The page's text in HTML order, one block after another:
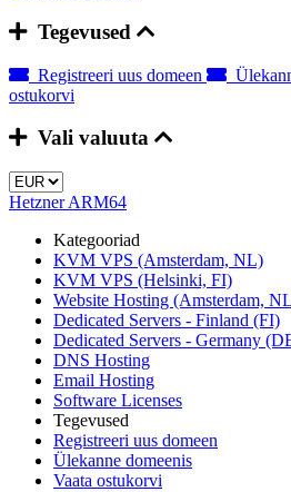
Tegevused
Registreeri uus domeen
ostukorvi
Vali valuuta
Hetzner ARM64
Kategooriad
KVM VPS (Amsterdam, NL)
KVM VPS (Helsinki, FI)
Website Hosting (Amsterdam,
Dedicated Servers - Finland (FI)
Dedicated Servers - Germany
DNS Hosting
Email Hosting
Software Licenses
Tegevused
Registreeri uus domeen
Ülekanne domeenis
Vaata ostukorvi